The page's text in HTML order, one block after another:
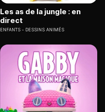
Les as de la jungle : en
direct
ENFANTS DESSINS ANIMÉS